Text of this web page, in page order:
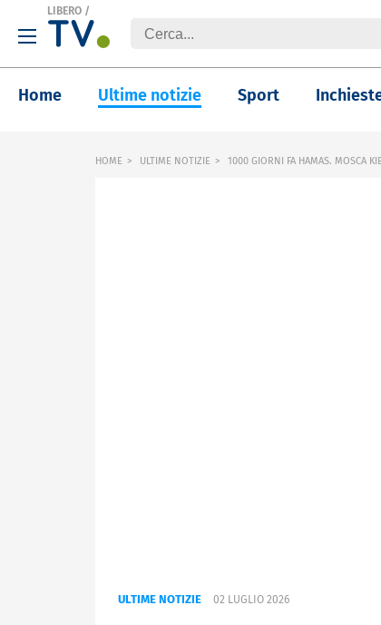
LIBERO /
Home Ultime notizie Sport
HOME ULTIME NOTIZIE 1000 GIORNI FA HAMAS. MOSCA
ULTIME NOTIZIE 02 LUGLIO 2026